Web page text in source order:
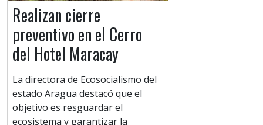
Realizan cierre
preventivo en el Cerro
del Hotel Maracay
La directora de Ecosocialismo del
estado Aragua destacó que el
objetivo es resguardar el
ecosistema y garantizar la